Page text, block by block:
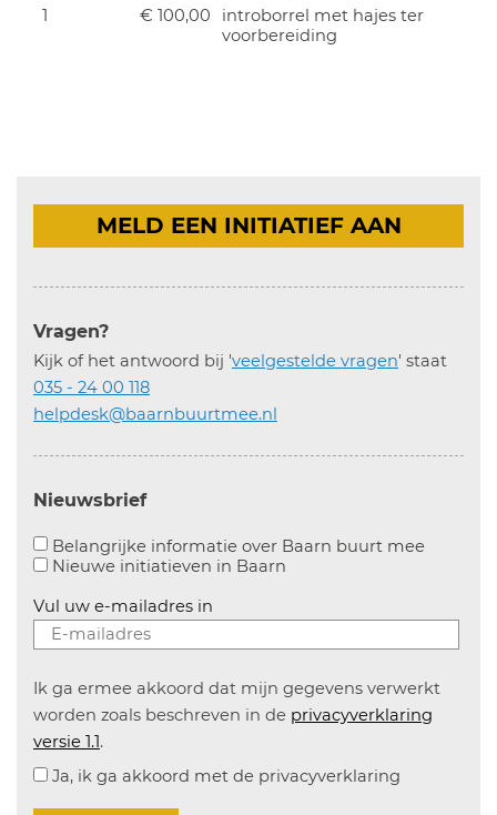
1
€ 100,00
introborrel met hajes ter
voorbereiding
MELD EEN INITIATIEF AAN
Vragen?
Kijk of het antwoord bij 'veelgestelde vragen' staat
035 - 24 00 118
helpdesk@baarnbuurtmee.nl
Nieuwsbrief
Belangrijke informatie over Baarn buurt mee
Nieuwe initiatieven in Baarn
Vul uw e-mailadres in
Ik ga ermee akkoord dat mijn gegevens verwerkt
worden zoals beschreven in de privacyverklaring
versie 1.1.
Ja, ik ga akkoord met de privacyverklaring